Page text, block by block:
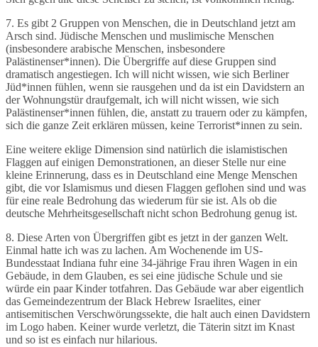
7. Es gibt 2 Gruppen von Menschen, die in Deutschland jetzt am
Arsch sind. Jüdische Menschen und muslimische Menschen
(insbesondere arabische Menschen, insbesondere
Palästinenser*innen). Die Übergriffe auf diese Gruppen sind
dramatisch angestiegen. Ich will nicht wissen, wie sich Berliner
Jüd*innen fühlen, wenn sie rausgehen und da ist ein Davidstern an
der Wohnungstür draufgemalt, ich will nicht wissen, wie sich
Palästinenser*innen fühlen, die, anstatt zu trauern oder zu kämpfen,
sich die ganze Zeit erklären müssen, keine Terrorist*innen zu sein.
Eine weitere eklige Dimension sind natürlich die islamistischen
Flaggen auf einigen Demonstrationen, an dieser Stelle nur eine
kleine Erinnerung, dass es in Deutschland eine Menge Menschen
gibt, die vor Islamismus und diesen Flaggen geflohen sind und was
für eine reale Bedrohung das wiederum für sie ist. Als ob die
deutsche Mehrheitsgesellschaft nicht schon Bedrohung genug ist.
8. Diese Arten von Übergriffen gibt es jetzt in der ganzen Welt.
Einmal hatte ich was zu lachen. Am Wochenende im US-
Bundesstaat Indiana fuhr eine 34-jährige Frau ihren Wagen in ein
Gebäude, in dem Glauben, es sei eine jüdische Schule und sie
würde ein paar Kinder totfahren. Das Gebäude war aber eigentlich
das Gemeindezentrum der Black Hebrew Israelites, einer
antisemitischen Verschwörungssekte, die halt auch einen Davidstern
im Logo haben. Keiner wurde verletzt, die Täterin sitzt im Knast
und so ist es einfach nur hilarious.